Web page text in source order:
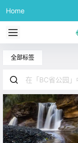
Home
全部标签